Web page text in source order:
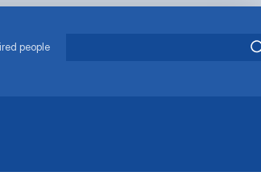
people